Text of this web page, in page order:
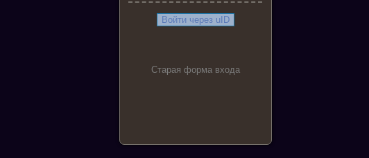
Войти через uID
Старая форма входа